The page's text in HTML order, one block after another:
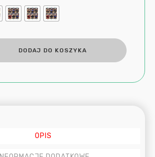
DODAJ DO KOSZYKA
OPIS